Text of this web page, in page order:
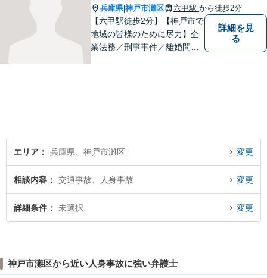
兵庫県|神戸市灘区 六甲駅 から徒歩2分
【六甲駅徒歩2分】【神戸市で
地域の皆様のために尽力】企
業法務／刑事事件／離婚問題
詳細を見
る
エリア 兵庫県、神戸市灘区 変更
相談内容 交通事故、人身事故 変更
詳細条件 未選択 変更
神戸市灘区から近い人身事故に強い弁護士